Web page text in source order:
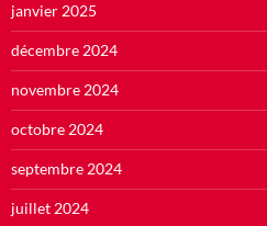
janvier 2025
décembre 2024
novembre 2024
octobre 2024
septembre 2024
juillet 2024